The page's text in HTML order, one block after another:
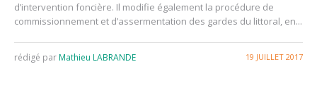
d’intervention foncière. Il modifie également la procédure de
commissionnement et d’assermentation des gardes du littoral, en...
19 JUILLET 2017
rédigé parMathieu LABRANDE